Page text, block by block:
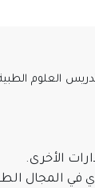
العلوم
الأخرى.
المجال